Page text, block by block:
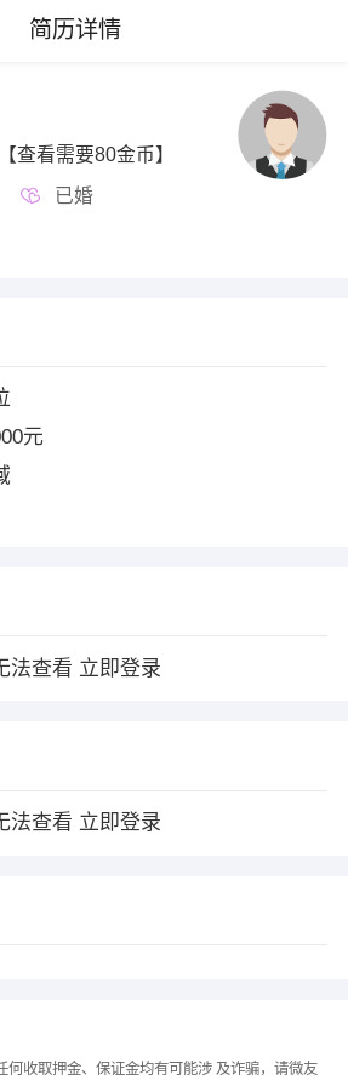
简历详情
【查看需要80金币】
已婚
元
法查看 立即登录
法查看 立即登录
何收取押金、保证金均有可能涉 及诈骗，请微友